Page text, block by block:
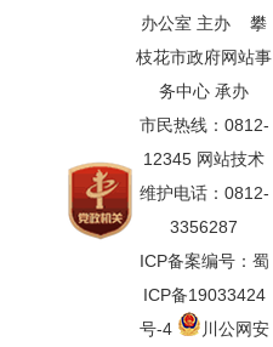
办公室 主办 攀
枝花市政府网站事
务中心 承办
市民热线：0812-
12345 网站技术
维护电话：0812-
3356287
ICP备案编号：蜀
ICP备19033424
号-4
川公网安